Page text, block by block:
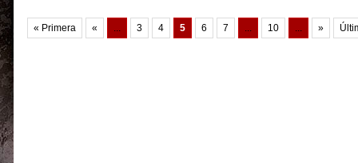
« Primera « ... 3 4 5 6 7 ... 10 ... »